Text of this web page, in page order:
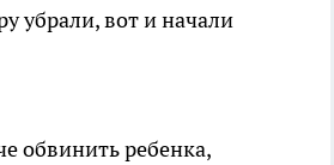
убрали, вот и начали
обвинить ребенка,